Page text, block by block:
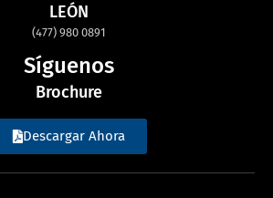
LEÓN
(477) 980 0891
Síguenos
Brochure
Descargar Ahora